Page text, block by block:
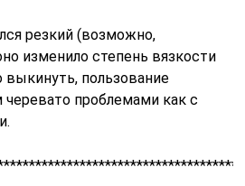
резкий (возможно,
изменило степень вязкости
выкинуть, пользование
проблемами как с